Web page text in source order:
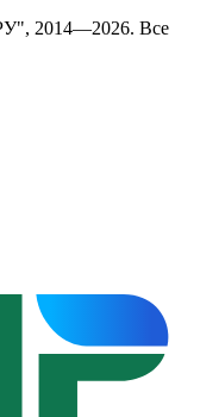
2014—2026. Все